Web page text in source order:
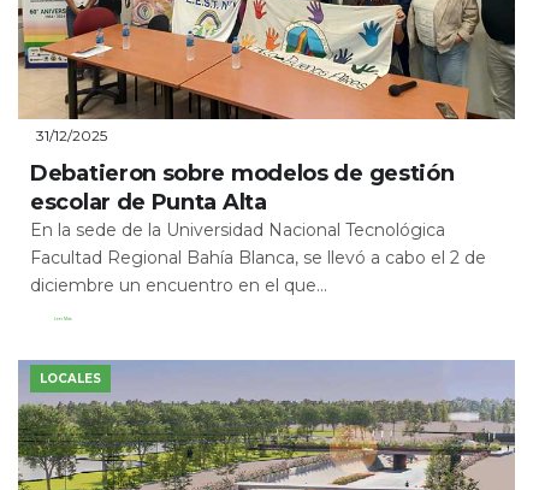
31/12/2025
Debatieron sobre modelos de gestión
escolar de Punta Alta
En la sede de la Universidad Nacional Tecnológica
Facultad Regional Bahía Blanca, se llevó a cabo el 2 de
diciembre un encuentro en el que...
Leer Más
LOCALES